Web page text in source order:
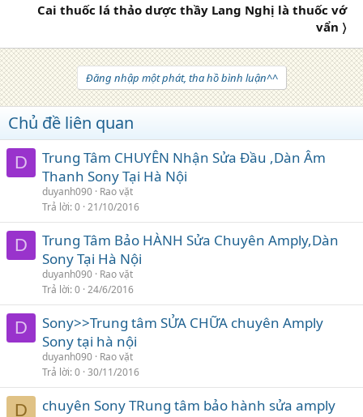
Cai thuốc lá thảo dược thầy Lang Nghị là thuốc vớ
vẩn 〉
Đăng nhập một phát, tha hồ bình luận^^
Chủ đề liên quan
D
Trung Tâm CHUYÊN Nhận Sửa Đầu ,Dàn Âm
Thanh Sony Tại Hà Nội
duyanh090 Rao vặt
Trả lời 0 21/10/2016
D
Trung Tâm Bảo HÀNH Sửa Chuyên Amply,Dàn
Sony Tại Hà Nội
duyanh090 Rao vặt
Trả lời 0 24/6/2016
D
Sony>>Trung tâm SỬA CHỮA chuyên Amply
Sony tại hà nội
duyanh090 Rao vặt
Trả lời 0 30/11/2016
D
chuyên Sony TRung tâm bảo hành sửa amply